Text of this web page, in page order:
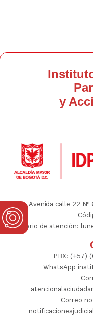
y
Avenida calle 22 Nº
Horario de atención:
PBX: (+57)
WhatsApp
Correo